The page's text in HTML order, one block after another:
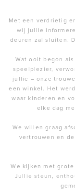
Met een verdrietig
wij jullie
deuren zal sluiten.
Wat ooit begon
speelplezier,
jullie – onze
een winkel. Het
waar kinderen en
elke dag
We willen graag
vertrouwen en
We kijken met
Jullie steun,